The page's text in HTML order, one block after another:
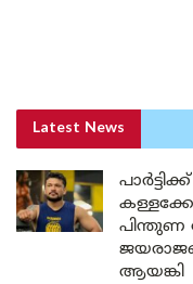
Latest News
പിന്തുണ
ആയങ്കി